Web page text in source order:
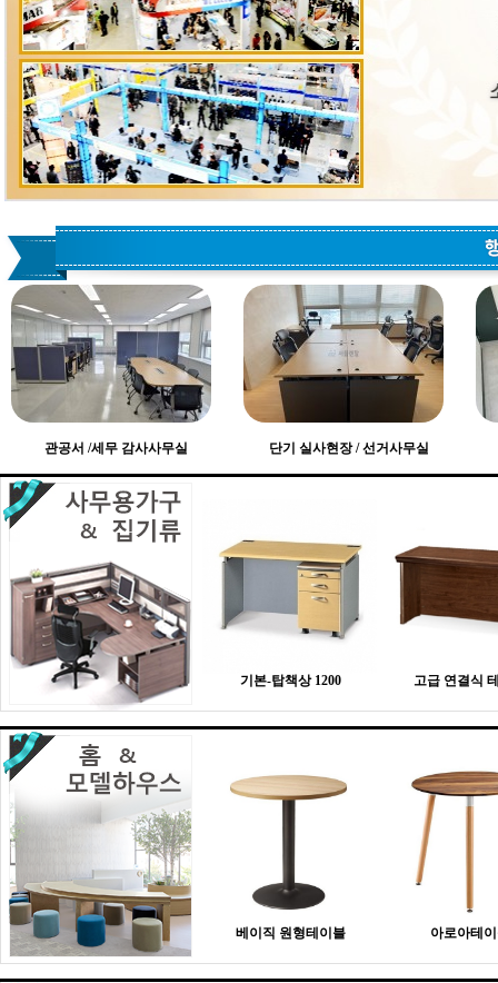
관공서 /세무 감사사무실 단기 실사현장 / 선거사무실
기본-탑책상 1200 고급 연결식
베이직 원형테이블 아로아테